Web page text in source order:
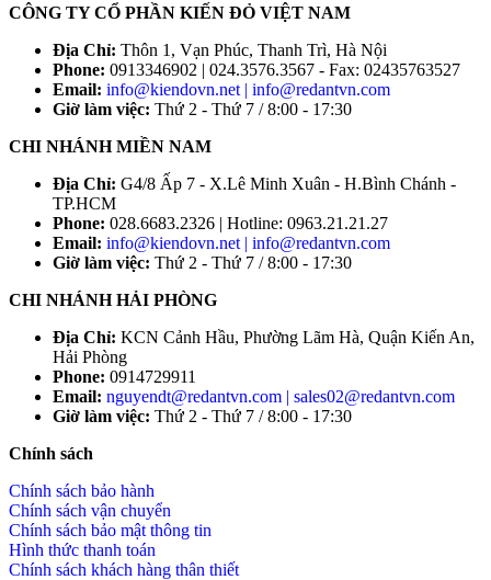
CÔNG TY CỔ PHẦN KIẾN ĐỎ VIỆT NAM
Địa Chỉ: Thôn 1, Vạn Phúc, Thanh Trì, Hà Nội
Phone: 0913346902 | 024.3576.3567 - Fax: 02435763527
Email: info@kiendovn.net | info@redantvn.com
Giờ làm việc: Thứ 2 - Thứ 7 / 8:00 - 17:30
CHI NHÁNH MIỀN NAM
Địa Chỉ: G4/8 Ấp 7 - X.Lê Minh Xuân - H.Bình Chánh -
TP.HCM
Phone: 028.6683.2326 | Hotline: 0963.21.21.27
Email: info@kiendovn.net | info@redantvn.com
Giờ làm việc: Thứ 2 - Thứ 7 / 8:00 - 17:30
CHI NHÁNH HẢI PHÒNG
Địa Chỉ: KCN Cảnh Hầu, Phường Lãm Hà, Quận Kiến An,
Hải Phòng
Phone: 0914729911
Email: nguyendt@redantvn.com | sales02@redantvn.com
Giờ làm việc: Thứ 2 - Thứ 7 / 8:00 - 17:30
Chính sách
Chính sách bảo hành
Chính sách vận chuyển
Chính sách bảo mật thông tin
Hình thức thanh toán
Chính sách khách hàng thân thiết